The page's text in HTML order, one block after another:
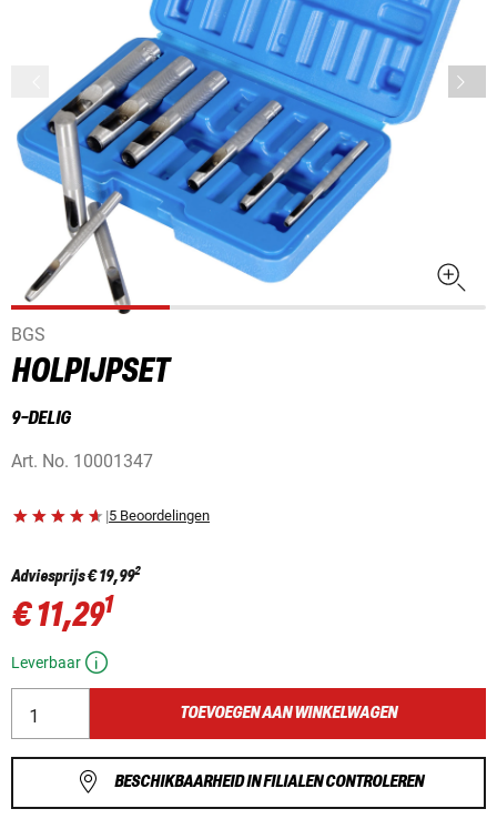
BGS
HOLPIJPSET
9-DELIG
Art. No. 10001347
|5 Beoordelingen
Adviesprijs€ 19,992
€ 11,291
Leverbaar
TOEVOEGEN AAN WINKELWAGEN
BESCHIKBAARHEID IN FILIALEN CONTROLEREN